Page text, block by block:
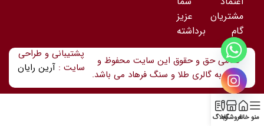
مشتریان عزیز
گام برداشته
است.
تمامی حق و حقوق این سایت محفوظ و
متعلق به گالری طلا و سنگ فرهاد می باشد.
پشتیبانی و طراحی
سایت : آرین رایان
منو خانهفروشگاهوبلاگ